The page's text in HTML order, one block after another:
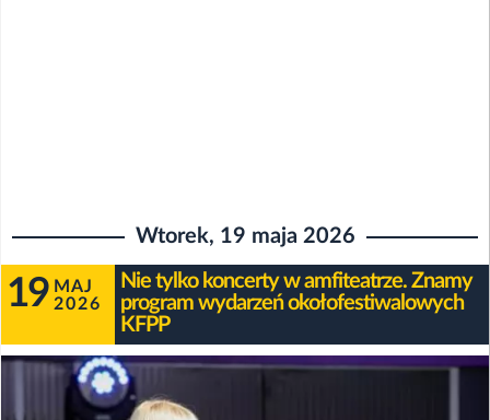
Wtorek, 19 maja 2026
19 MAJ
2026
Nie tylko koncerty w amfiteatrze. Znamy
program wydarzeń okołofestiwalowych
KFPP